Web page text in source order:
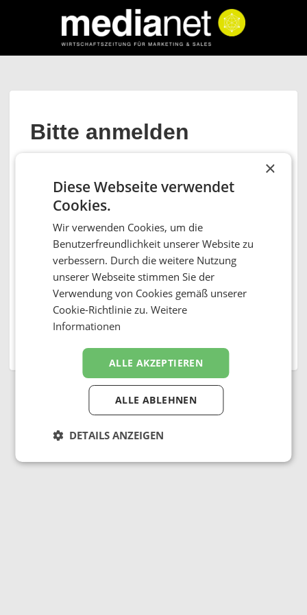
Bitte anmelden
Kennwort
Denk an mich
×
Diese Webseite verwendet
Cookies.
Wir verwenden Cookies, um die
Benutzerfreundlichkeit unserer Website zu
verbessern. Durch die weitere Nutzung
unserer Webseite stimmen Sie der
Verwendung von Cookies gemäß unserer
Cookie-Richtlinie zu.Weitere
Informationen
ALLE AKZEPTIEREN
ALLE ABLEHNEN
DETAILS ANZEIGEN